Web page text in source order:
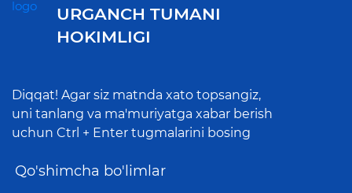
URGANCH TUMANI
HOKIMLIGI
Diqqat! Agar siz matnda xato topsangiz,
uni tanlang va ma'muriyatga xabar berish
uchun Ctrl + Enter tugmalarini bosing
Qo'shimcha bo'limlar